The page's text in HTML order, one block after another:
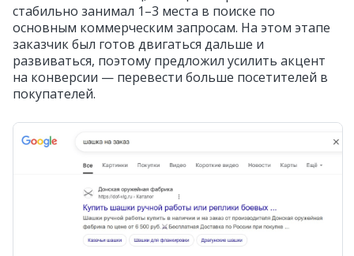
стабильно занимал 1–3 места в поиске по
основным коммерческим запросам. На этом этапе
заказчик был готов двигаться дальше и
развиваться, поэтому предложил усилить акцент
на конверсии — перевести больше посетителей в
покупателей.